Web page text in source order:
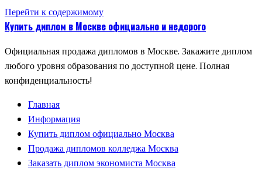
Перейти к содержимому
Купить диплом в Москве официально и недорого
Официальная продажа дипломов в Москве. Закажите диплом
любого уровня образования по доступной цене. Полная
конфиденциальность!
Главная
Информация
Купить диплом официально Москва
Продажа дипломов колледжа Москва
Заказать диплом экономиста Москва